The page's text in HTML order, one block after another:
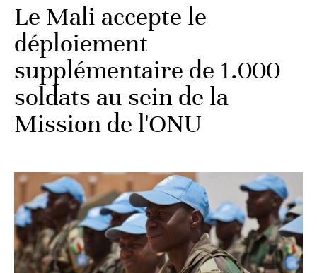
Le Mali accepte le
déploiement
supplémentaire de 1.000
soldats au sein de la
Mission de l'ONU